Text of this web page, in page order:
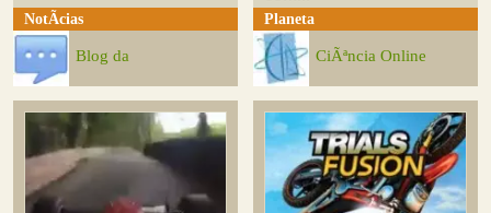
NotÃ­cias
Blog da
Planeta
CiÃªncia Online